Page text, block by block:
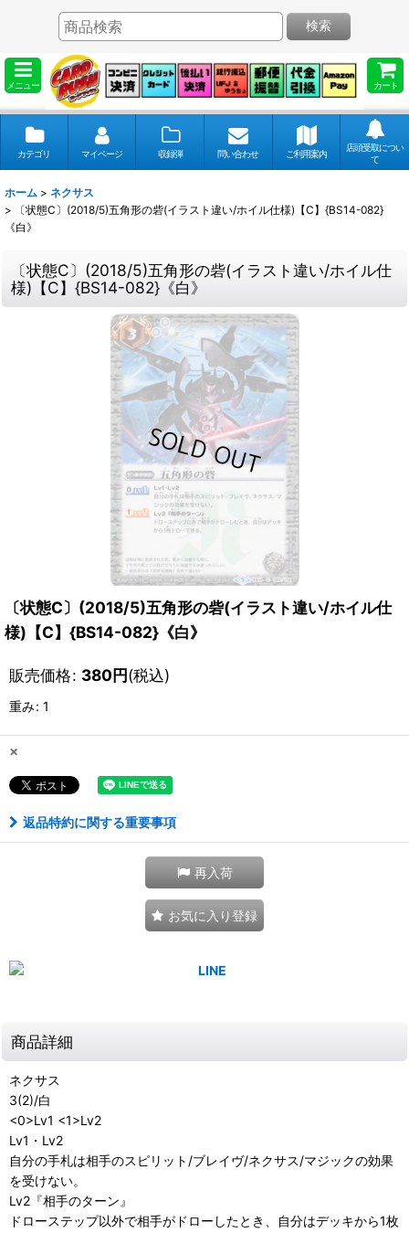
メニュー カート
検索
カテゴリ マイページ 収録弾 問い合わせ ご利用案内
店頭受取につい
て
ホーム > ネクサス
>
〔状態C〕(2018/5)五角形の砦(イラスト違い/ホイル仕様)【C】{BS14-082}
《白》
〔状態C〕(2018/5)五角形の砦(イラスト違い/ホイル仕
様)【C】{BS14-082}《白》
〔状態C〕(2018/5)五角形の砦(イラスト違い/ホイル仕
様)【C】{BS14-082}《白》
販売価格: 380円(税込)
重み: 1
×
返品特約に関する重要事項
再入荷
お気に入り登録
商品詳細
ネクサス
3(2)/白
<0>Lv1 <1>Lv2
Lv1・Lv2
自分の手札は相手のスピリット/ブレイヴ/ネクサス/マジックの効果
を受けない。
Lv2『相手のターン』
ドローステップ以外で相手がドローしたとき、自分はデッキから1枚